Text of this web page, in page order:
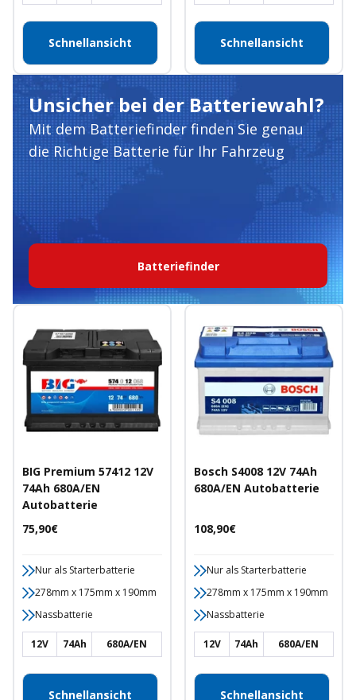
Schnellansicht Schnellansicht
Unsicher bei der Batteriewahl?
Mit dem Batteriefinder finden Sie genau
die Richtige Batterie für Ihr Fahrzeug
Batteriefinder
BIG Premium 57412 12V
74Ah 680A/EN
Autobatterie
Angebotspreis
75,90€
Nur als Starterbatterie
278mm x 175mm x 190mm
Nassbatterie
12V 74Ah 680A/EN
Schnellansicht
Bosch S4008 12V 74Ah
680A/EN Autobatterie
Angebotspreis
108,90€
Nur als Starterbatterie
278mm x 175mm x 190mm
Nassbatterie
12V 74Ah 680A/EN
Schnellansicht